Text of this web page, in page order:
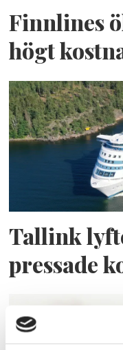
Finnlines
högt
Tallink
pressade